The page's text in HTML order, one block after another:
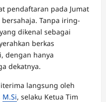
pendaftaran pada Jumat
Tanpa iring-
dikenal sebagai
berkas
dengan hanya
dekatnya.
langsung oleh
M.Si, selaku Ketua Tim